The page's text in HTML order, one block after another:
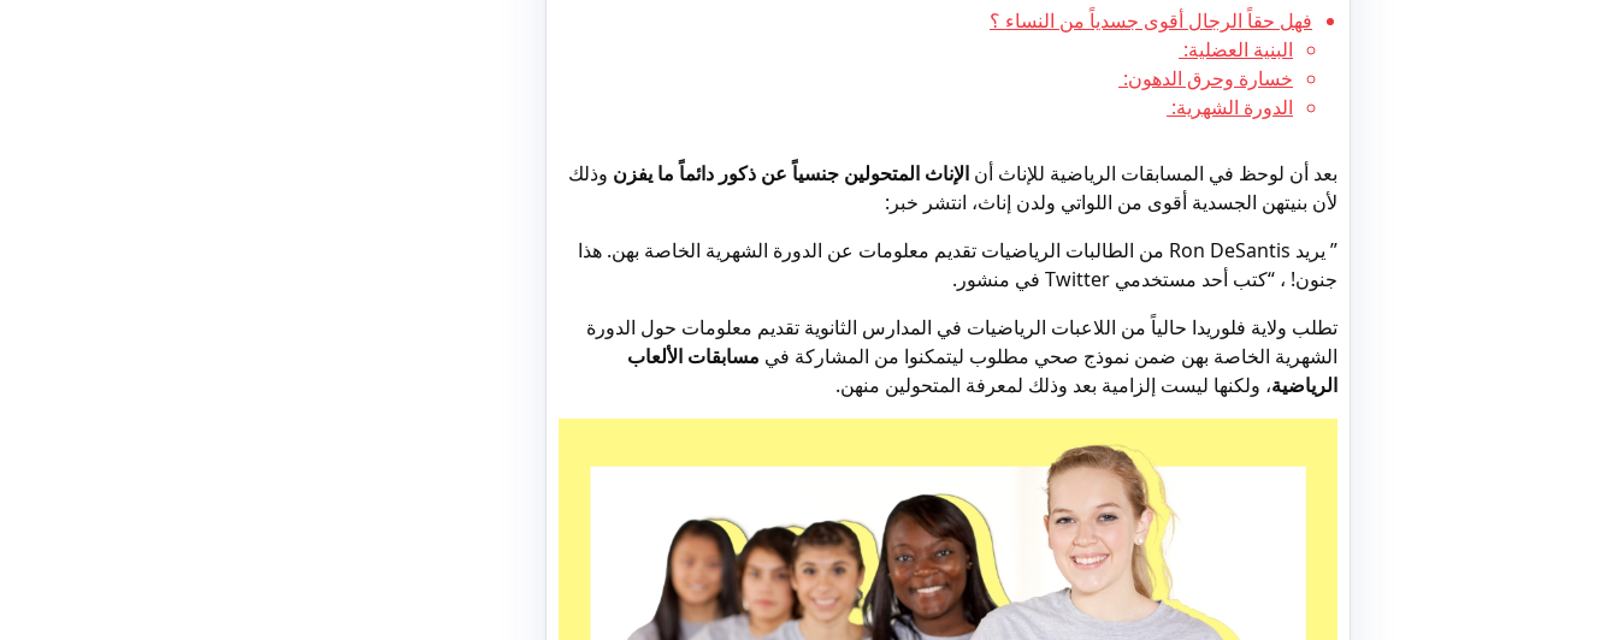
فهل حقاً الرجال أقوى جسدياً من النساء ؟
البنية العضلية:
خسارة وحرق الدهون:
الدورة الشهرية:
بعد أن لوحظ في المسابقات الرياضية للإناث أن الإناث المتحولين جنسياً عن ذكور دائماً ما يفزن وذلك
لأن بنيتهن الجسدية أقوى من اللواتي ولدن إناث، انتشر خبر:
” يريد Ron DeSantis من الطالبات الرياضيات تقديم معلومات عن الدورة الشهرية الخاصة بهن. هذا
جنون! ، “كتب أحد مستخدمي Twitter في منشور.
تطلب ولاية فلوريدا حالياً من اللاعبات الرياضيات في المدارس الثانوية تقديم معلومات حول الدورة
الشهرية الخاصة بهن ضمن نموذج صحي مطلوب ليتمكنوا من المشاركة في مسابقات الألعاب
الرياضية، ولكنها ليست إلزامية بعد وذلك لمعرفة المتحولين منهن.